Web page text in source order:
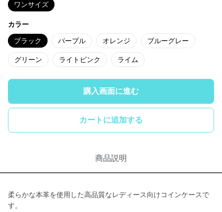
ワンサイズ
カラー
ブラック パープル オレンジ ブルーグレー
グリーン ライトピンク ライム
購入画面に進む
カートに追加する
商品説明
柔らかな本革を使用した高品質なレディース向けコインケースで
す。